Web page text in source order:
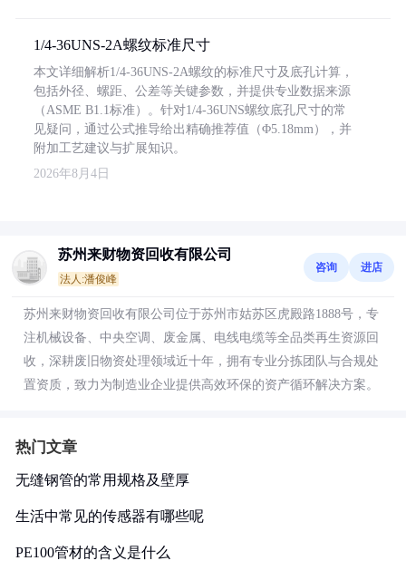
1/4-36UNS-2A螺纹标准尺寸
本文详细解析1/4-36UNS-2A螺纹的标准尺寸及底孔计算，
包括外径、螺距、公差等关键参数，并提供专业数据来源
（ASME B1.1标准）。针对1/4-36UNS螺纹底孔尺寸的常
见疑问，通过公式推导给出精确推荐值（Φ5.18mm），并
附加工艺建议与扩展知识。
2026年8月4日
苏州来财物资回收有限公司
法人:潘俊峰
咨询 进店
苏州来财物资回收有限公司位于苏州市姑苏区虎殿路1888号，专
注机械设备、中央空调、废金属、电线电缆等全品类再生资源回
收，深耕废旧物资处理领域近十年，拥有专业分拣团队与合规处
置资质，致力为制造业企业提供高效环保的资产循环解决方案。
热门文章
无缝钢管的常用规格及壁厚
生活中常见的传感器有哪些呢
PE100管材的含义是什么